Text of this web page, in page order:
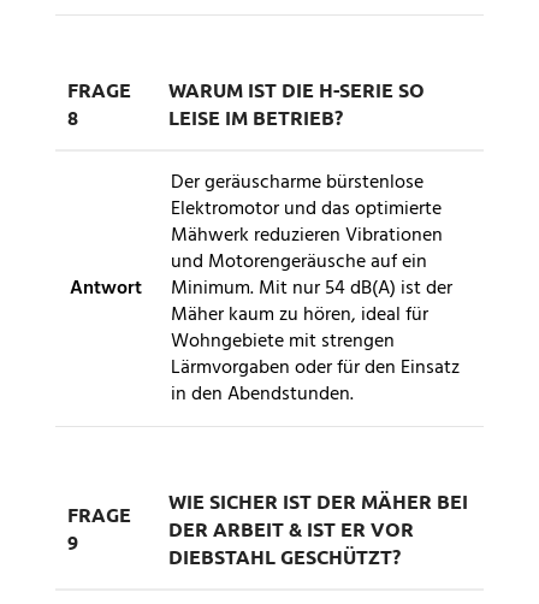
FRAGE
8
WARUM IST DIE H-SERIE SO
LEISE IM BETRIEB?
Antwort
Der geräuscharme bürstenlose
Elektromotor und das optimierte
Mähwerk reduzieren Vibrationen
und Motorengeräusche auf ein
Minimum. Mit nur 54 dB(A) ist der
Mäher kaum zu hören, ideal für
Wohngebiete mit strengen
Lärmvorgaben oder für den Einsatz
in den Abendstunden.
FRAGE
9
WIE SICHER IST DER MÄHER BEI
DER ARBEIT & IST ER VOR
DIEBSTAHL GESCHÜTZT?